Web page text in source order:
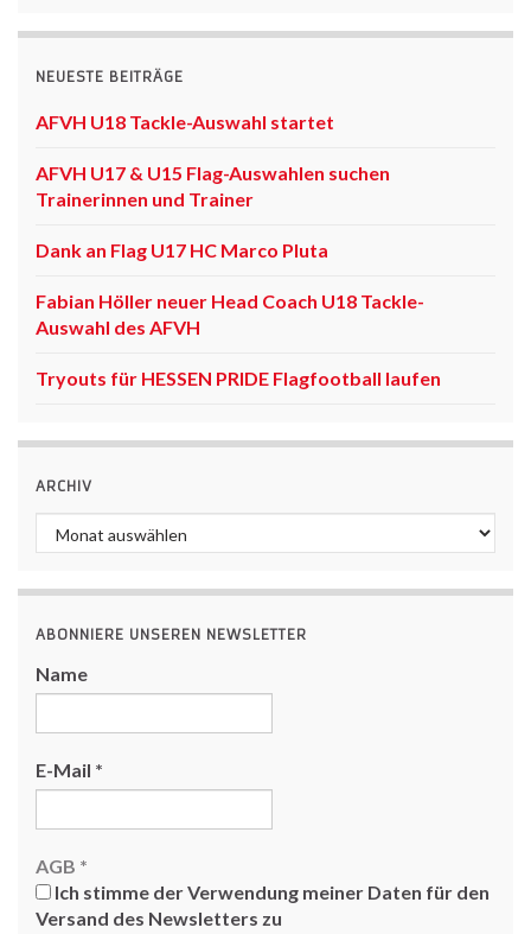
NEUESTE BEITRÄGE
AFVH U18 Tackle-Auswahl startet
AFVH U17 & U15 Flag-Auswahlen suchen
Trainerinnen und Trainer
Dank an Flag U17 HC Marco Pluta
Fabian Höller neuer Head Coach U18 Tackle-
Auswahl des AFVH
Tryouts für HESSEN PRIDE Flagfootball laufen
ARCHIV
Archiv
ABONNIERE UNSEREN NEWSLETTER
Name
E-Mail *
AGB *
Ich stimme der Verwendung meiner Daten für den
Versand des Newsletters zu